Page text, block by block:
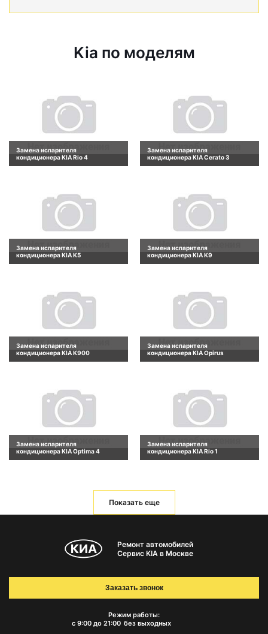
Kia по моделям
Замена испарителя
кондиционера KIA Rio 4
Замена испарителя
кондиционера KIA Cerato 3
Замена испарителя
кондиционера KIA K5
Замена испарителя
кондиционера KIA K9
Замена испарителя
кондиционера KIA K900
Замена испарителя
кондиционера KIA Opirus
Замена испарителя
кондиционера KIA Optima 4
Замена испарителя
кондиционера KIA Rio 1
Показать еще
Ремонт автомобилей
Сервис KIA в Москве
Режим работы:
с 9:00 до 21:00 без выходных
Заказать звонок